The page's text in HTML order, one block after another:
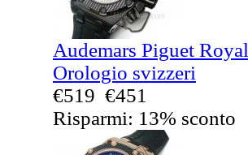
Audemars Piguet
Orologio svizzeri
€519 €451
Risparmi: 13% sconto